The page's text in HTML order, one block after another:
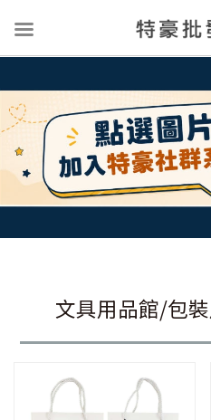
文具用品館/包